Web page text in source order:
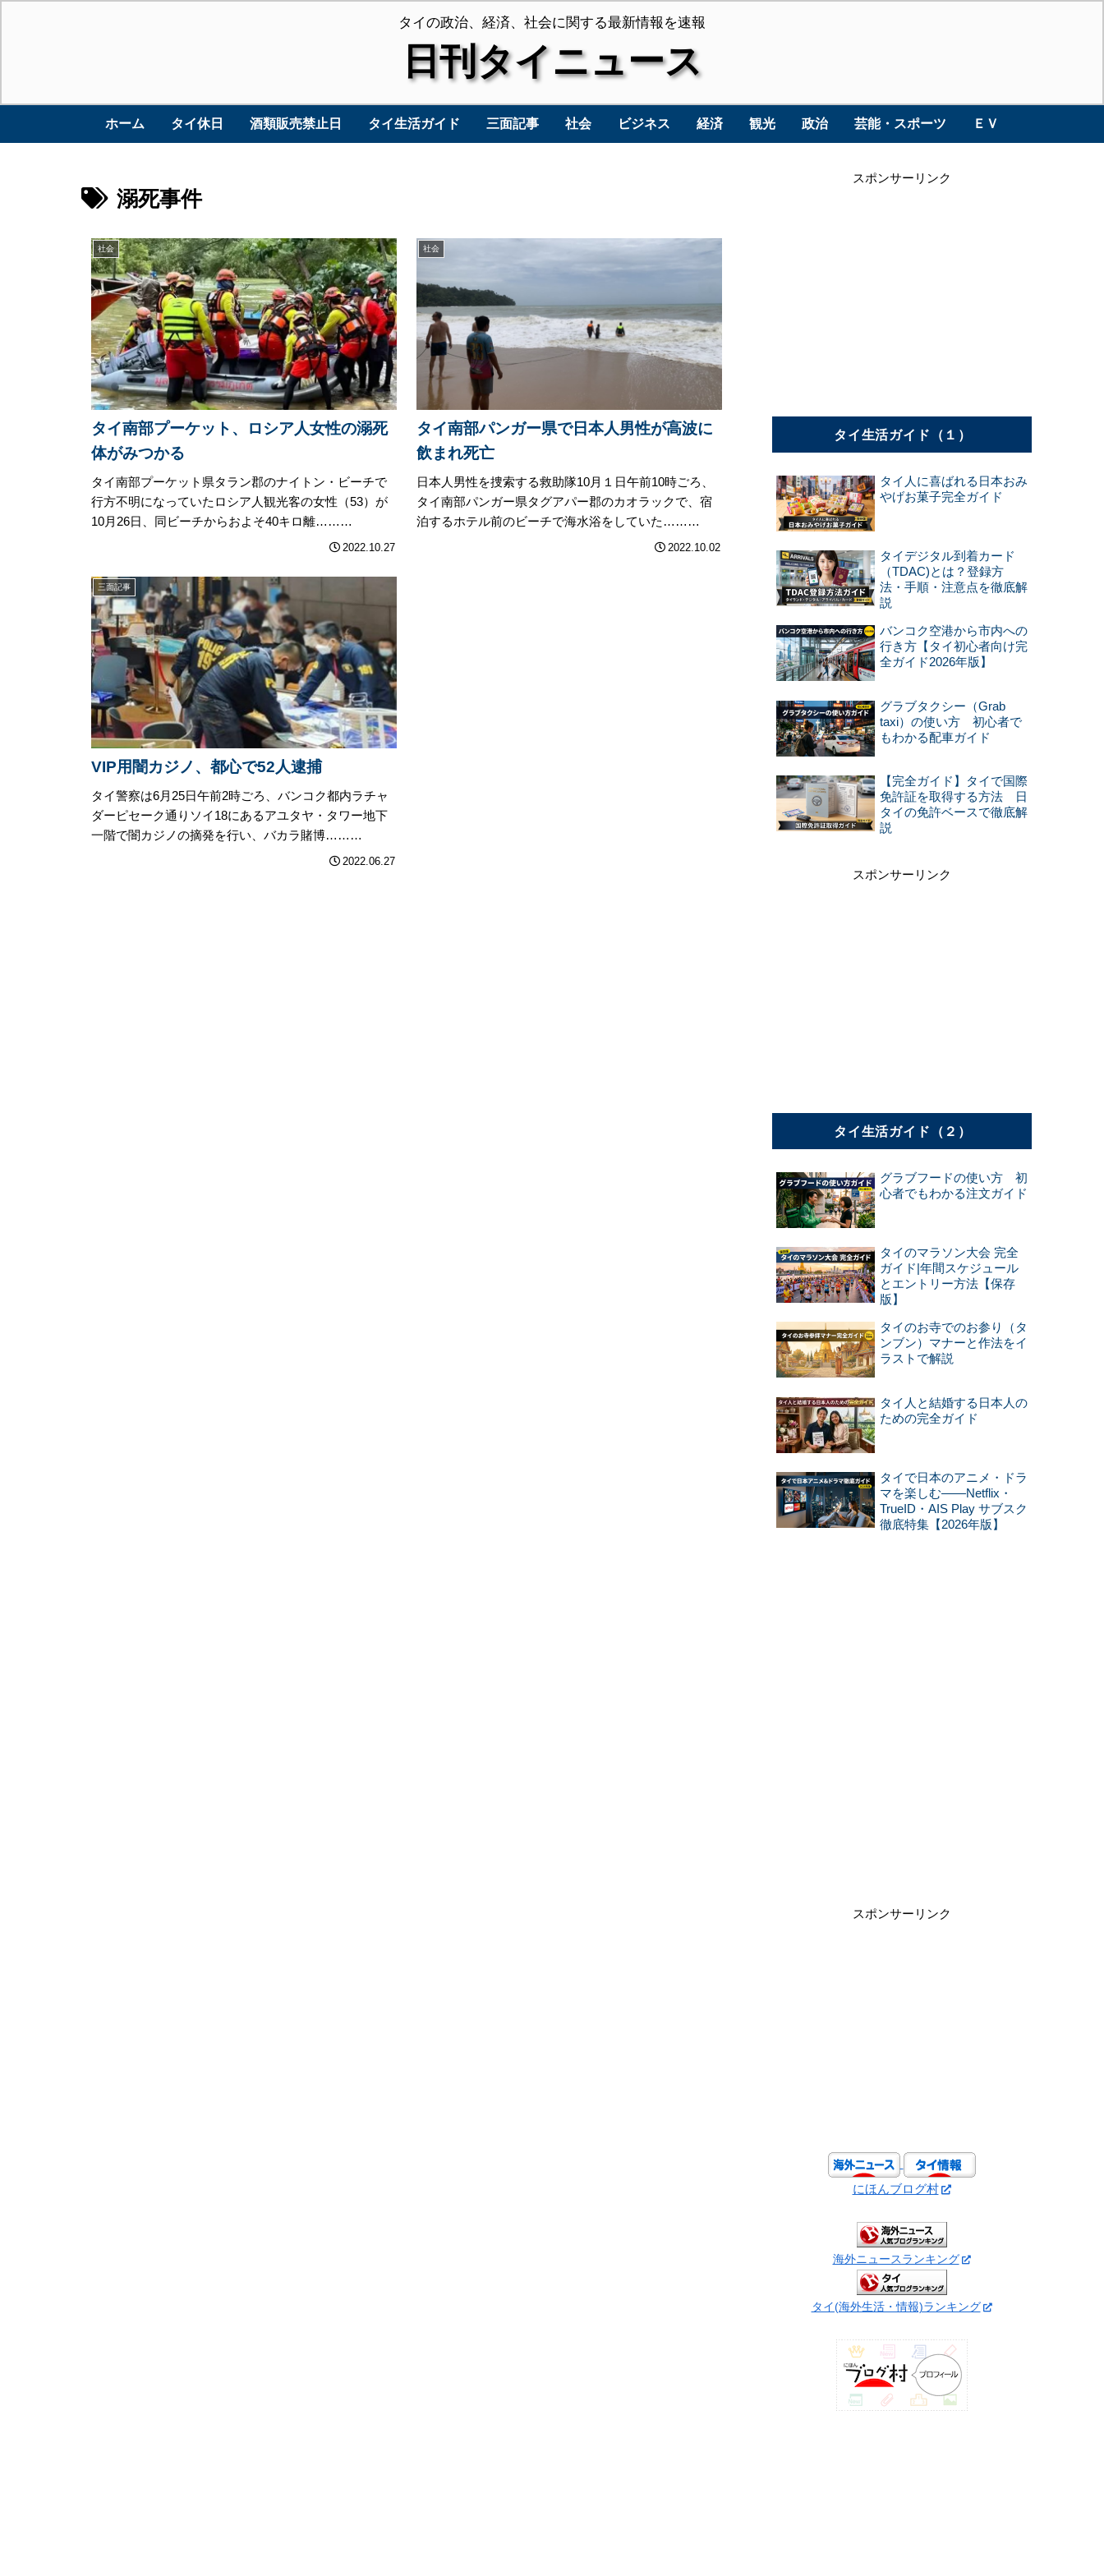
タイの政治、経済、社会に関する最新情報を速報
日刊タイニュース
ホーム タイ休日 酒類販売禁止日 タイ生活ガイド 三面記事 社会 ビジネス 経済 観光 政治 芸能・スポーツ ＥＶ
溺死事件
社会
タイ南部プーケット、ロシア人女性の溺死
体がみつかる
タイ南部プーケット県タラン郡のナイトン・ビーチで
行方不明になっていたロシア人観光客の女性（53）が
10月26日、同ビーチからおよそ40キロ離………
2022.10.27
社会
タイ南部パンガー県で日本人男性が高波に
飲まれ死亡
日本人男性を捜索する救助隊10月１日午前10時ごろ、
タイ南部パンガー県タグアパー郡のカオラックで、宿
泊するホテル前のビーチで海水浴をしていた………
2022.10.02
三面記事
VIP用闇カジノ、都心で52人逮捕
タイ警察は6月25日午前2時ごろ、バンコク都内ラチャ
ダーピセーク通りソイ18にあるアユタヤ・タワー地下
一階で闇カジノの摘発を行い、バカラ賭博………
2022.06.27
スポンサーリンク
タイ生活ガイド（１）
タイ人に喜ばれる日本おみ
やげお菓子完全ガイド
タイデジタル到着カード
（TDAC)とは？登録方
法・手順・注意点を徹底解
説
バンコク空港から市内への
行き方【タイ初心者向け完
全ガイド2026年版】
グラブタクシー（Grab
taxi）の使い方 初心者で
もわかる配車ガイド
【完全ガイド】タイで国際
免許証を取得する方法 日
タイの免許ベースで徹底解
説
スポンサーリンク
タイ生活ガイド（２）
グラブフードの使い方 初
心者でもわかる注文ガイド
タイのマラソン大会 完全
ガイド|年間スケジュール
とエントリー方法【保存
版】
タイのお寺でのお参り（タ
ンブン）マナーと作法をイ
ラストで解説
タイ人と結婚する日本人の
ための完全ガイド
タイで日本のアニメ・ドラ
マを楽しむ——Netflix・
TrueID・AIS Play サブスク
徹底特集【2026年版】
スポンサーリンク
にほんブログ村
海外ニュースランキング
タイ(海外生活・情報)ランキング